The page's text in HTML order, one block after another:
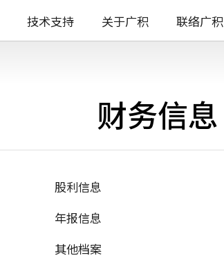
技术支持 关于广积 联络广积
财务信息
股利信息
年报信息
其他档案